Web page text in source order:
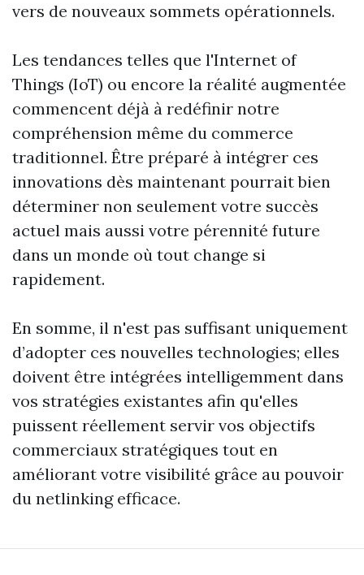
vers de nouveaux sommets opérationnels.
Les tendances telles que l'Internet of
Things (IoT) ou encore la réalité augmentée
commencent déjà à redéfinir notre
compréhension même du commerce
traditionnel. Être préparé à intégrer ces
innovations dès maintenant pourrait bien
déterminer non seulement votre succès
actuel mais aussi votre pérennité future
dans un monde où tout change si
rapidement.
En somme, il n'est pas suffisant uniquement
d’adopter ces nouvelles technologies; elles
doivent être intégrées intelligemment dans
vos stratégies existantes afin qu'elles
puissent réellement servir vos objectifs
commerciaux stratégiques tout en
améliorant votre visibilité grâce au pouvoir
du netlinking efficace.